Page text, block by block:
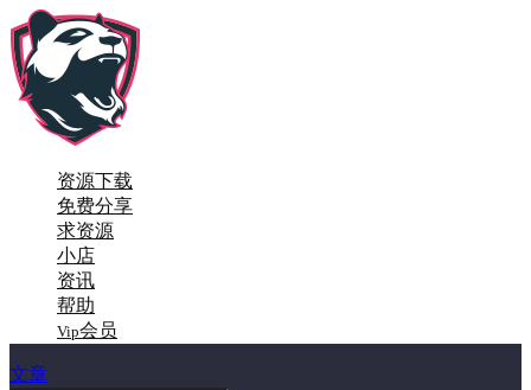
资源下载
免费分享
求资源
小店
资讯
帮助
Vip会员
文章